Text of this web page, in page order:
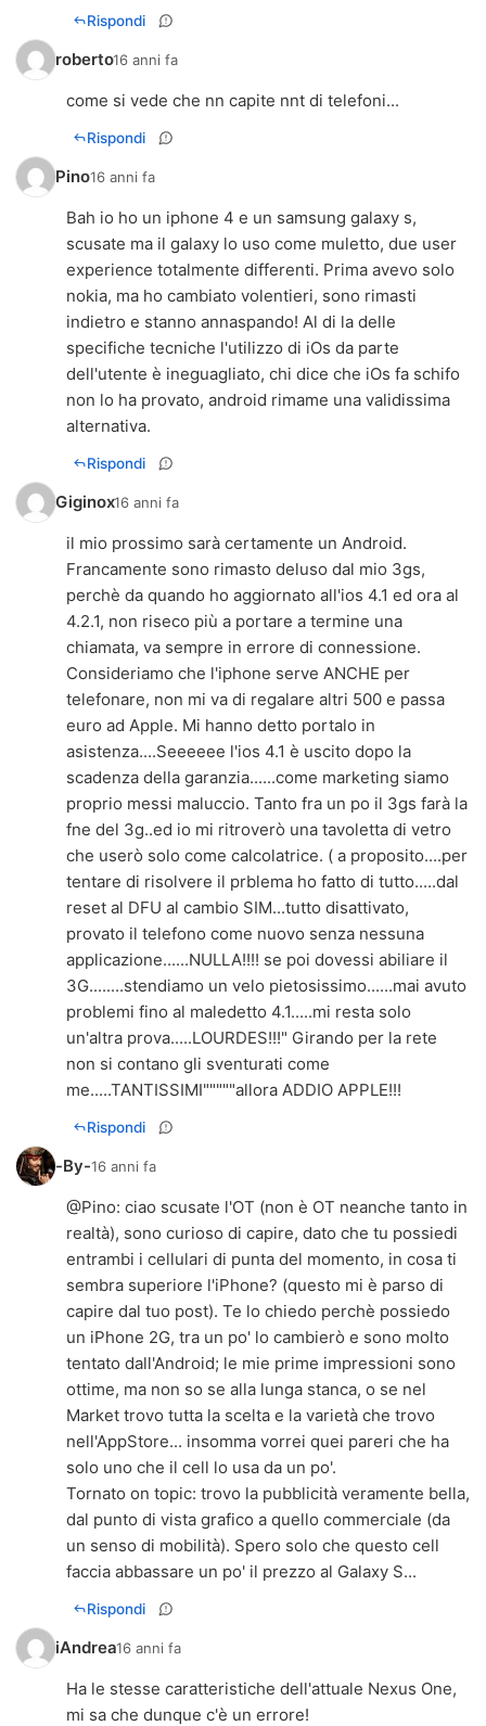
Rispondi
roberto16 anni fa
come si vede che nn capite nnt di telefoni...
Rispondi
Pino16 anni fa
Bah io ho un iphone 4 e un samsung galaxy s,
scusate ma il galaxy lo uso come muletto, due user
experience totalmente differenti. Prima avevo solo
nokia, ma ho cambiato volentieri, sono rimasti
indietro e stanno annaspando! Al di la delle
specifiche tecniche l'utilizzo di iOs da parte
dell'utente è ineguagliato, chi dice che iOs fa schifo
non lo ha provato, android rimame una validissima
alternativa.
Rispondi
Giginox16 anni fa
il mio prossimo sarà certamente un Android.
Francamente sono rimasto deluso dal mio 3gs,
perchè da quando ho aggiornato all'ios 4.1 ed ora al
4.2.1, non riseco più a portare a termine una
chiamata, va sempre in errore di connessione.
Consideriamo che l'iphone serve ANCHE per
telefonare, non mi va di regalare altri 500 e passa
euro ad Apple. Mi hanno detto portalo in
asistenza....Seeeeee l'ios 4.1 è uscito dopo la
scadenza della garanzia......come marketing siamo
proprio messi maluccio. Tanto fra un po il 3gs farà la
fne del 3g..ed io mi ritroverò una tavoletta di vetro
che userò solo come calcolatrice. ( a proposito....per
tentare di risolvere il prblema ho fatto di tutto.....dal
reset al DFU al cambio SIM...tutto disattivato,
provato il telefono come nuovo senza nessuna
applicazione......NULLA!!!! se poi dovessi abiliare il
3G........stendiamo un velo pietosissimo......mai avuto
problemi fino al maledetto 4.1.....mi resta solo
un'altra prova.....LOURDES!!!" Girando per la rete
non si contano gli sventurati come
me.....TANTISSIMI"""""allora ADDIO APPLE!!!
Rispondi
-By-16 anni fa
@Pino: ciao scusate l'OT (non è OT neanche tanto in
realtà), sono curioso di capire, dato che tu possiedi
entrambi i cellulari di punta del momento, in cosa ti
sembra superiore l'iPhone? (questo mi è parso di
capire dal tuo post). Te lo chiedo perchè possiedo
un iPhone 2G, tra un po' lo cambierò e sono molto
tentato dall'Android; le mie prime impressioni sono
ottime, ma non so se alla lunga stanca, o se nel
Market trovo tutta la scelta e la varietà che trovo
nell'AppStore... insomma vorrei quei pareri che ha
solo uno che il cell lo usa da un po'.
Tornato on topic: trovo la pubblicità veramente bella,
dal punto di vista grafico a quello commerciale (da
un senso di mobilità). Spero solo che questo cell
faccia abbassare un po' il prezzo al Galaxy S...
Rispondi
iAndrea16 anni fa
Ha le stesse caratteristiche dell'attuale Nexus One,
mi sa che dunque c'è un errore!